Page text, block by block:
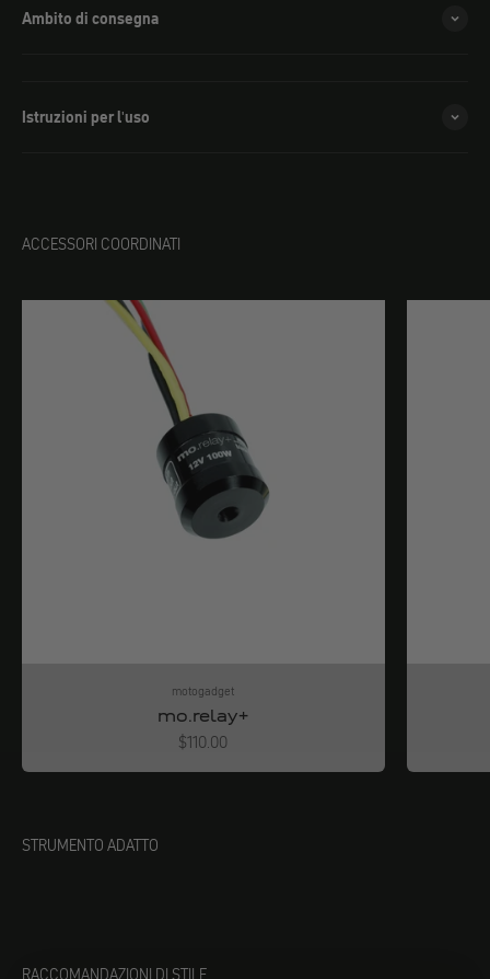
Ambito di consegna
Istruzioni per l'uso
ACCESSORI COORDINATI
motogadget
mo.relay+
Angebot
$110.00
STRUMENTO ADATTO
RACCOMANDAZIONI DI STILE